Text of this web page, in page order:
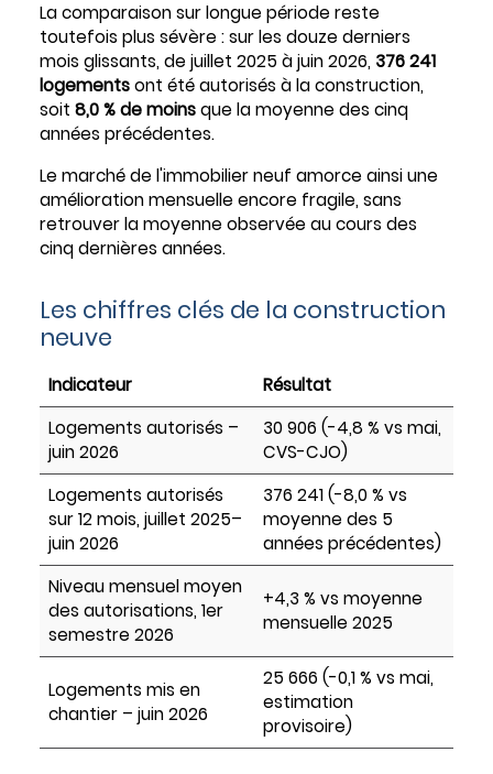
La comparaison sur longue période reste
toutefois plus sévère : sur les douze derniers
mois glissants, de juillet 2025 à juin 2026, 376 241
logementsont été autorisés à la construction,
soit 8,0 % de moinsque la moyenne des cinq
années précédentes.
Le marché de l'immobilier neuf amorce ainsi une
amélioration mensuelle encore fragile, sans
retrouver la moyenne observée au cours des
cinq dernières années.
Les chiffres clés de la construction
neuve
Indicateur
Résultat
Logements autorisés –
juin 2026
30 906 (-4,8 % vs mai,
CVS-CJO)
Logements autorisés
sur 12 mois, juillet 2025–
juin 2026
376 241 (-8,0 % vs
moyenne des 5
années précédentes)
Niveau mensuel moyen
des autorisations, 1er
semestre 2026
+4,3 % vs moyenne
mensuelle 2025
Logements mis en
chantier – juin 2026
25 666 (-0,1 % vs mai,
estimation
provisoire)